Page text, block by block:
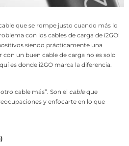
que se rompe justo cuando más lo
con los cables de carga de i2GO!
siendo prácticamente una
un buen cable de carga no es solo
es donde i2GO marca la diferencia.
cable más”. Son el cableque
y enfocarte en lo que